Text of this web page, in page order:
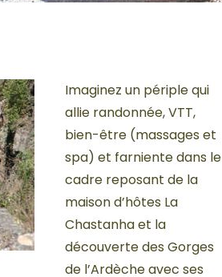
Imaginez un périple qui
allie randonnée, VTT,
bien-être (massages et
spa) et farniente dans le
cadre reposant de la
maison d’hôtes La
Chastanha et la
découverte des Gorges
de l’Ardèche avec ses